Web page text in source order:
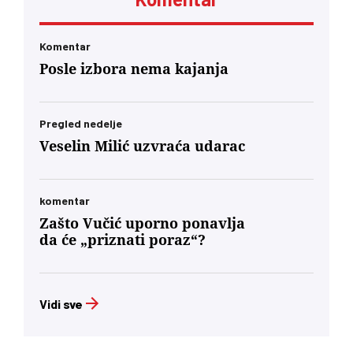
verovatno nositi veću političku težinu od glasa
Mađara u Subotici. To jeste politički škakljivo,
usidrena u 21. vek – svesno odvojena od
toksične prošlosti koja nam je trovala društvo
Komentar
Posle izbora nema kajanja
Pregled nedelje
Veselin Milić uzvraća udarac
komentar
Zašto Vučić uporno ponavlja
da će „priznati poraz“?
Vidi sve